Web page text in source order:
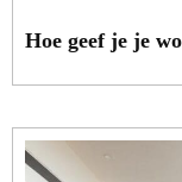
Hoe geef je je